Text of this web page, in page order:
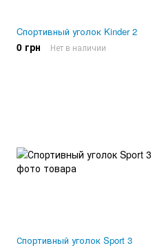
Cпортивный уголок Kinder 2
0 грн Нет в наличии
Спортивный уголок Sport 3